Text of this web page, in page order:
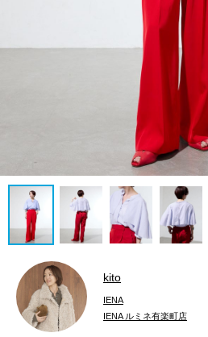
kito
IENA
IENA ルミネ有楽町店